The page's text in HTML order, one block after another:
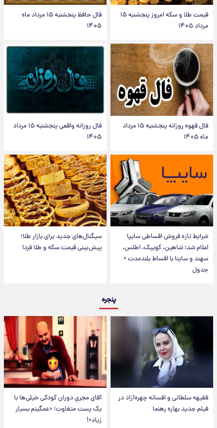
قیمت طلا و سکه امروز پنجشنبه ۱۵
مرداد ۱۴۰۵
فال حافظ پنجشنبه ۱۵ مرداد ماه
۱۴۰۵
فال قهوه روزانه پنجشنبه ۱۵ مرداد
ماه ۱۴۰۵
فال روزانه واقعی پنجشنبه ۱۵ مرداد
۱۴۰۵
شرایط تازه فروش اقساطی سایپا
اعلام شد؛ شاهین، کوییک، اطلس،
سهند و ساینا با اقساط بلندمدت +
جدول
سیگنال‌های جدید برای بازار طلا؛
پیش‌بینی قیمت سکه و طلا فردا
پنجره
فقیهه سلطانی و افسانه چهره‌آزاد در
فیلم جدید بهاره رهنما
آقای مجریِ دوران کودکی خیلی‌ها با
یک پست متفاوت؛ «غمگینم بسیار
زیاد»!